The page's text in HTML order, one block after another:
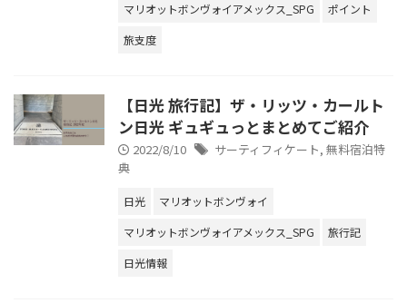
マリオットボンヴォイアメックス_SPG
ポイント
旅支度
【日光 旅行記】ザ・リッツ・カールト
ン日光 ギュギュっとまとめてご紹介
2022/8/10 サーティフィケート, 無料宿泊特
典
日光
マリオットボンヴォイ
マリオットボンヴォイアメックス_SPG
旅行記
日光情報